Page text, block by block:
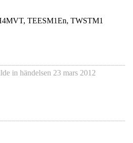
TEESM1En, TWSTM1
in händelsen 23 mars 2012